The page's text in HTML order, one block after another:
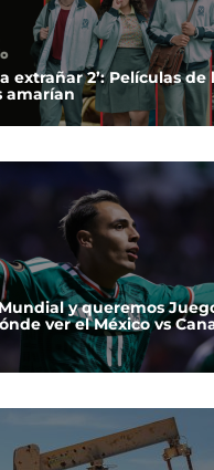
extrañar 2’: Películas
amarían
y queremos
ver el México vs